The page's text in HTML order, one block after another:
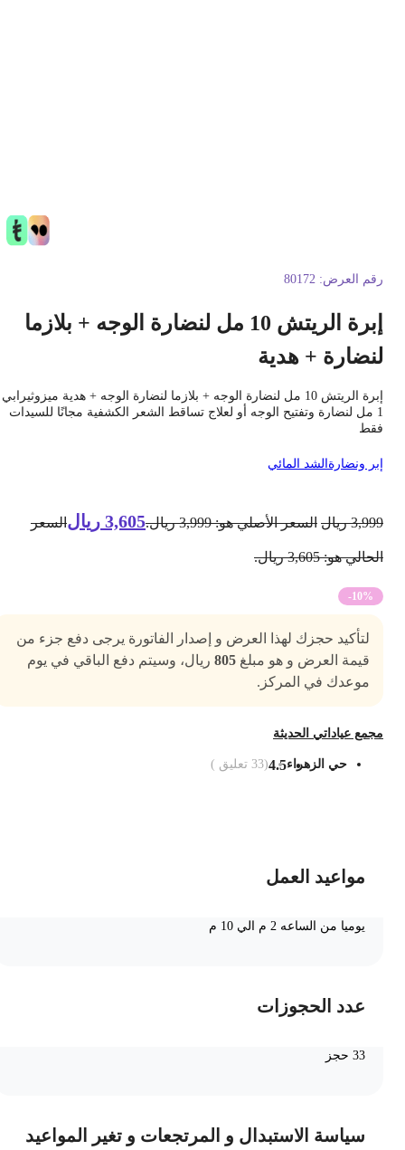
العرض: 80172
إبرة الريتش 10 مل لنضارة الوجه + بلازما
+ هدية
إبرة الريتش 10 مل لنضارة الوجه + بلازما لنضارة الوجه + هدية ميزوثيرابي
1 مل لنضارة وتفتيح الوجه أو لعلاج تساقط الشعر الكشفية مجانًا للسيدات
ونضارةالشد المائي
ريال السعر الأصلي هو: 3,999 ريال. 3,605 ريال السعر
هو: 3,605 ريال.
-10%
لتأكيد حجزك لهذا العرض و إصدار الفاتورة يرجى دفع جزء من
قيمة العرض و هو مبلغ805 ريال، وسيتم دفع الباقي في يوم
موعدك في المركز.
عياداتي الحديثة
حي الزهراء 4.5
(
33تعليق )
مواعيد العمل
يوميا من الساعه 2 م الي 10 م
عدد الحجوزات
سياسة الاستبدال و المرتجعات و تغير المواعيد